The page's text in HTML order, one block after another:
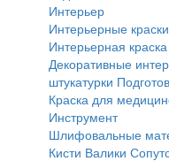
Интерьер
Интерьерные краски
Интерьерная краска
Декоративные
штукатурки
Краска для
Инструмент
Шлифовальные
Кисти Валики